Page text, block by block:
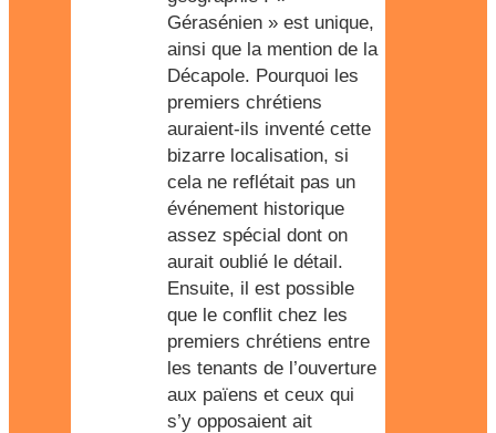
Gérasénien » est unique,
ainsi que la mention de la
Décapole. Pourquoi les
premiers chrétiens
auraient-ils inventé cette
bizarre localisation, si
cela ne reflétait pas un
événement historique
assez spécial dont on
aurait oublié le détail.
Ensuite, il est possible
que le conflit chez les
premiers chrétiens entre
les tenants de l’ouverture
aux païens et ceux qui
s’y opposaient ait